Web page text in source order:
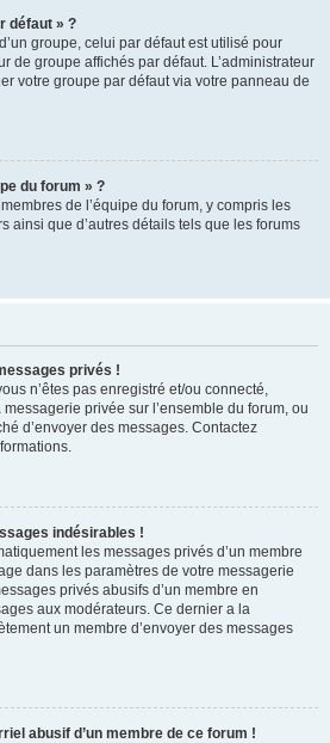
défaut » ?
groupe, celui par défaut est utilisé pour
de groupe affichés par défaut. L’administrateur
votre groupe par défaut via votre panneau de
du forum » ?
de l’équipe du forum, y compris les
ainsi que d’autres détails tels que les forums
privés !
n’êtes pas enregistré et/ou connecté,
messagerie privée sur l’ensemble du forum, ou
d’envoyer des messages. Contactez
indésirables !
les messages privés d’un membre
dans les paramètres de votre messagerie
privés abusifs d’un membre en
aux modérateurs. Ce dernier a la
un membre d’envoyer des messages
abusif d’un membre de ce forum !